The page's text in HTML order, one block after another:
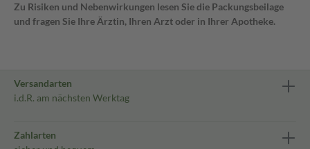
Zu Risiken und Nebenwirkungen lesen Sie die Packungsbeilage
und fragen Sie Ihre Ärztin, Ihren Arzt oder in Ihrer Apotheke.
Versandarten
i.d.R. am nächsten Werktag
Zahlarten